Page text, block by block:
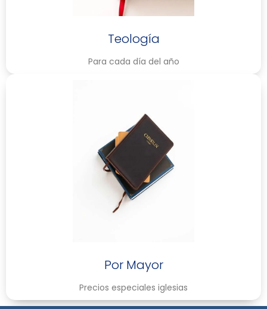
Teología
Para cada día del año
Por Mayor
Precios especiales iglesias